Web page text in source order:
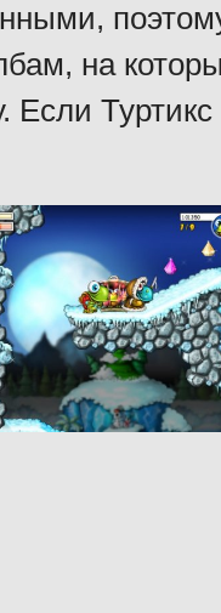
на
Если